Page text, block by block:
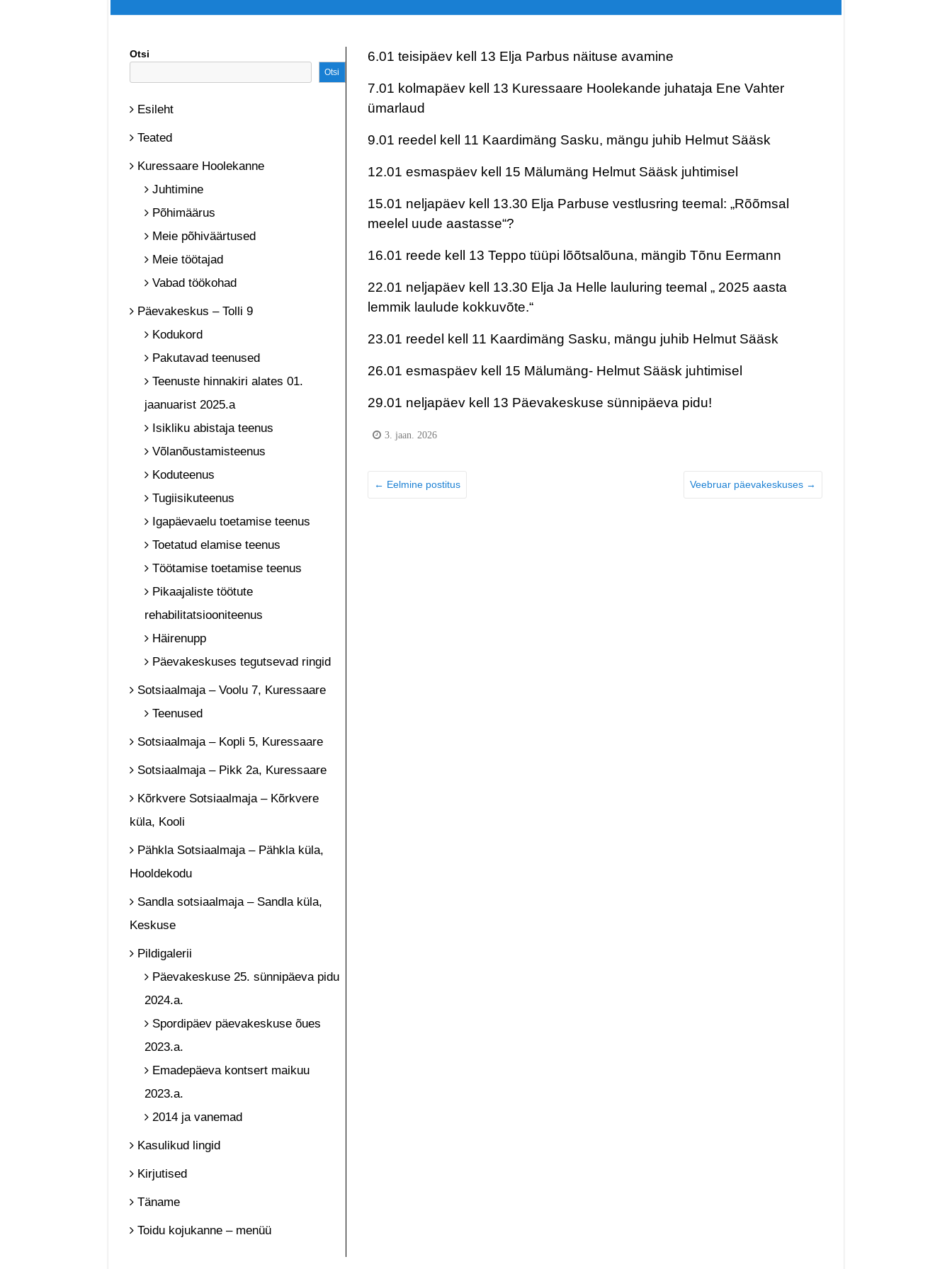
6.01 teisipäev kell 13 Elja Parbus näituse avamine
7.01 kolmapäev kell 13 Kuressaare Hoolekande juhataja Ene Vahter
ümarlaud
9.01 reedel kell 11 Kaardimäng Sasku, mängu juhib Helmut Sääsk
12.01 esmaspäev kell 15 Mälumäng Helmut Sääsk juhtimisel
15.01 neljapäev kell 13.30 Elja Parbuse vestlusring teemal: „Rõõmsal
meelel uude aastasse“?
16.01 reede kell 13 Teppo tüüpi lõõtsalõuna, mängib Tõnu Eermann
22.01 neljapäev kell 13.30 Elja Ja Helle lauluring teemal „ 2025 aasta
lemmik laulude kokkuvõte.“
23.01 reedel kell 11 Kaardimäng Sasku, mängu juhib Helmut Sääsk
26.01 esmaspäev kell 15 Mälumäng- Helmut Sääsk juhtimisel
29.01 neljapäev kell 13 Päevakeskuse sünnipäeva pidu!
3. jaan. 2026
← Eelmine postitus Veebruar päevakeskuses →
Otsi
Otsi
Esileht
Teated
Kuressaare Hoolekanne
Juhtimine
Põhimäärus
Meie põhiväärtused
Meie töötajad
Vabad töökohad
Päevakeskus – Tolli 9
Kodukord
Pakutavad teenused
Teenuste hinnakiri alates 01.
jaanuarist 2025.a
Isikliku abistaja teenus
Võlanõustamisteenus
Koduteenus
Tugiisikuteenus
Igapäevaelu toetamise teenus
Toetatud elamise teenus
Töötamise toetamise teenus
Pikaajaliste töötute
rehabilitatsiooniteenus
Häirenupp
Päevakeskuses tegutsevad ringid
Sotsiaalmaja – Voolu 7, Kuressaare
Teenused
Sotsiaalmaja – Kopli 5, Kuressaare
Sotsiaalmaja – Pikk 2a, Kuressaare
Kõrkvere Sotsiaalmaja – Kõrkvere
küla, Kooli
Pähkla Sotsiaalmaja – Pähkla küla,
Hooldekodu
Sandla sotsiaalmaja – Sandla küla,
Keskuse
Pildigalerii
Päevakeskuse 25. sünnipäeva pidu
2024.a.
Spordipäev päevakeskuse õues
2023.a.
Emadepäeva kontsert maikuu
2023.a.
2014 ja vanemad
Kasulikud lingid
Kirjutised
Täname
Toidu kojukanne – menüü